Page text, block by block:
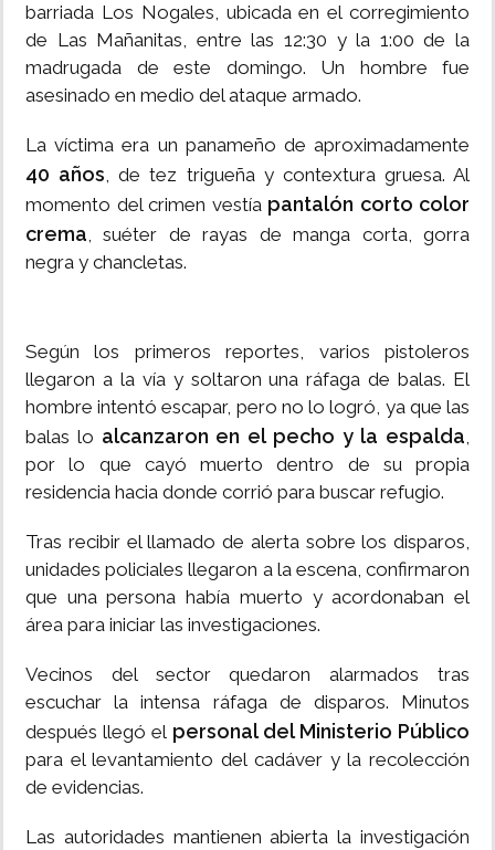
barriada Los Nogales, ubicada en el corregimiento
de Las Mañanitas, entre las 12:30 y la 1:00 de la
madrugada de este domingo. Un hombre fue
asesinado en medio del ataque armado.
La víctima era un panameño de aproximadamente
40 años, de tez trigueña y contextura gruesa. Al
momento del crimen vestía pantalón corto color
crema, suéter de rayas de manga corta, gorra
negra y chancletas.
Según los primeros reportes, varios pistoleros
llegaron a la vía y soltaron una ráfaga de balas. El
hombre intentó escapar, pero no lo logró, ya que las
balas lo alcanzaron en el pecho y la espalda,
por lo que cayó muerto dentro de su propia
residencia hacia donde corrió para buscar refugio.
Tras recibir el llamado de alerta sobre los disparos,
unidades policiales llegaron a la escena, confirmaron
que una persona había muerto y acordonaban el
área para iniciar las investigaciones.
Vecinos del sector quedaron alarmados tras
escuchar la intensa ráfaga de disparos. Minutos
después llegó el personal del Ministerio Público
para el levantamiento del cadáver y la recolección
de evidencias.
Las autoridades mantienen abierta la investigación